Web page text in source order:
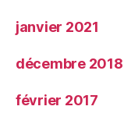
janvier 2021
décembre 2018
février 2017